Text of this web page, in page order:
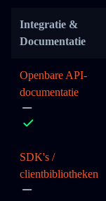
Integratie &
Documentatie
Openbare API-
documentatie
SDK's /
clientbibliotheken